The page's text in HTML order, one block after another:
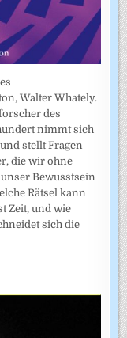
Walter Whately.
des
nimmt sich
stellt Fragen
die wir ohne
Bewusstsein
Rätsel kann
Zeit, und wie
sich die